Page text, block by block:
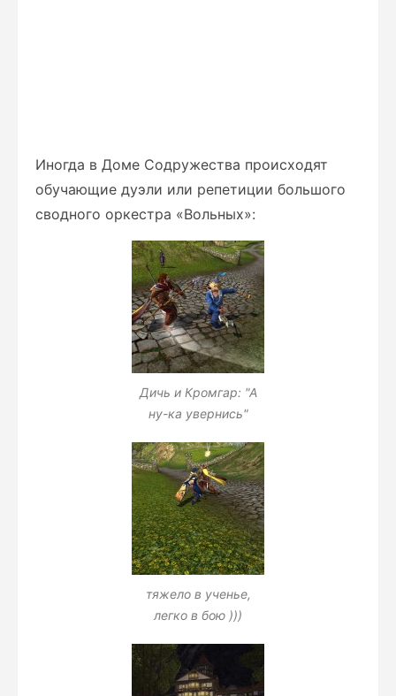
Иногда в Доме Содружества происходят
обучающие дуэли или репетиции большого
сводного оркестра «Вольных»:
Дичь и Кромгар: "А
ну-ка увернись"
тяжело в ученье,
легко в бою )))